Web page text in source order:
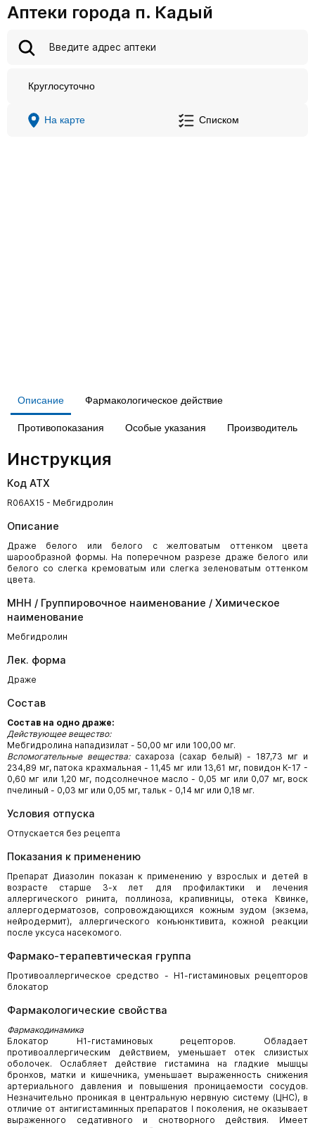
Аптеки города п. Кадый
Круглосуточно
На карте Списком
Описание Фармакологическое действие
Противопоказания Особые указания Производитель
Инструкция
Код АТХ
R06AX15 - Мебгидролин
Описание
Драже белого или белого с желтоватым оттенком цвета
шарообразной формы. На попе­речном разрезе драже белого или
белого со слегка кремоватым или слегка зеленоватым оттенком
цвета.
МНН / Группировочное наименование / Химическое
наименование
Мебгидролин
Лек. форма
Драже
Состав
Состав на одно драже:
Действующее вещество:
Мебгидролина нападизилат - 50,00 мг или 100,00 мг.
Вспомогательные вещества:сахароза (сахар белый) - 187,73 мг и
234,89 мг, патока крах­мальная - 11,45 мг или 13,61 мг, повидон К-17 -
0,60 мг или 1,20 мг, подсолнечное масло - 0,05 мг или 0,07 мг, воск
пчелиный - 0,03 мг или 0,05 мг, тальк - 0,14 мг или 0,18 мг.
Условия отпуска
Отпускается без рецепта
Показания к применению
Препарат Диазолин показан к применению у взрослых и детей в
возрасте старше 3-х лет для профилактики и лечения
аллергического ринита, поллиноза, крапивницы, отека Квин­ке,
аллергодерматозов, сопровождающихся кожным зудом (экзема,
нейродермит), аллерги­ческого конъюнктивита, кожной реакции
после уксуса насекомого.
Фармако-терапевтическая группа
Противоаллергическое средство - Н1-гистаминовых рецепторов
блокатор
Фармакологические свойства
Фармакодинамика
Блокатор Н1-гистаминовых рецепторов. Обладает
противоаллергическим действием, уменьшает отек слизистых
оболочек. Ослабляет действие гистамина на гладкие мышцы
бронхов, матки и кишечника, уменьшает выраженность снижения
артериального давления и повышения проницаемости сосудов.
Незначительно проникая в центральную нервную систему (ЦНС), в
отличие от антигистаминных препаратов I поколения, не оказывает
выраженного седативного и снотворного действия. Имеет